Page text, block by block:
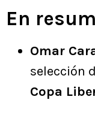
En
Omar
selección
Copa